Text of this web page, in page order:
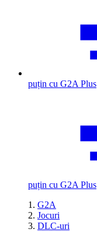
puțin cu G2A Plus
puțin cu G2A Plus
G2A
Jocuri
DLC-uri